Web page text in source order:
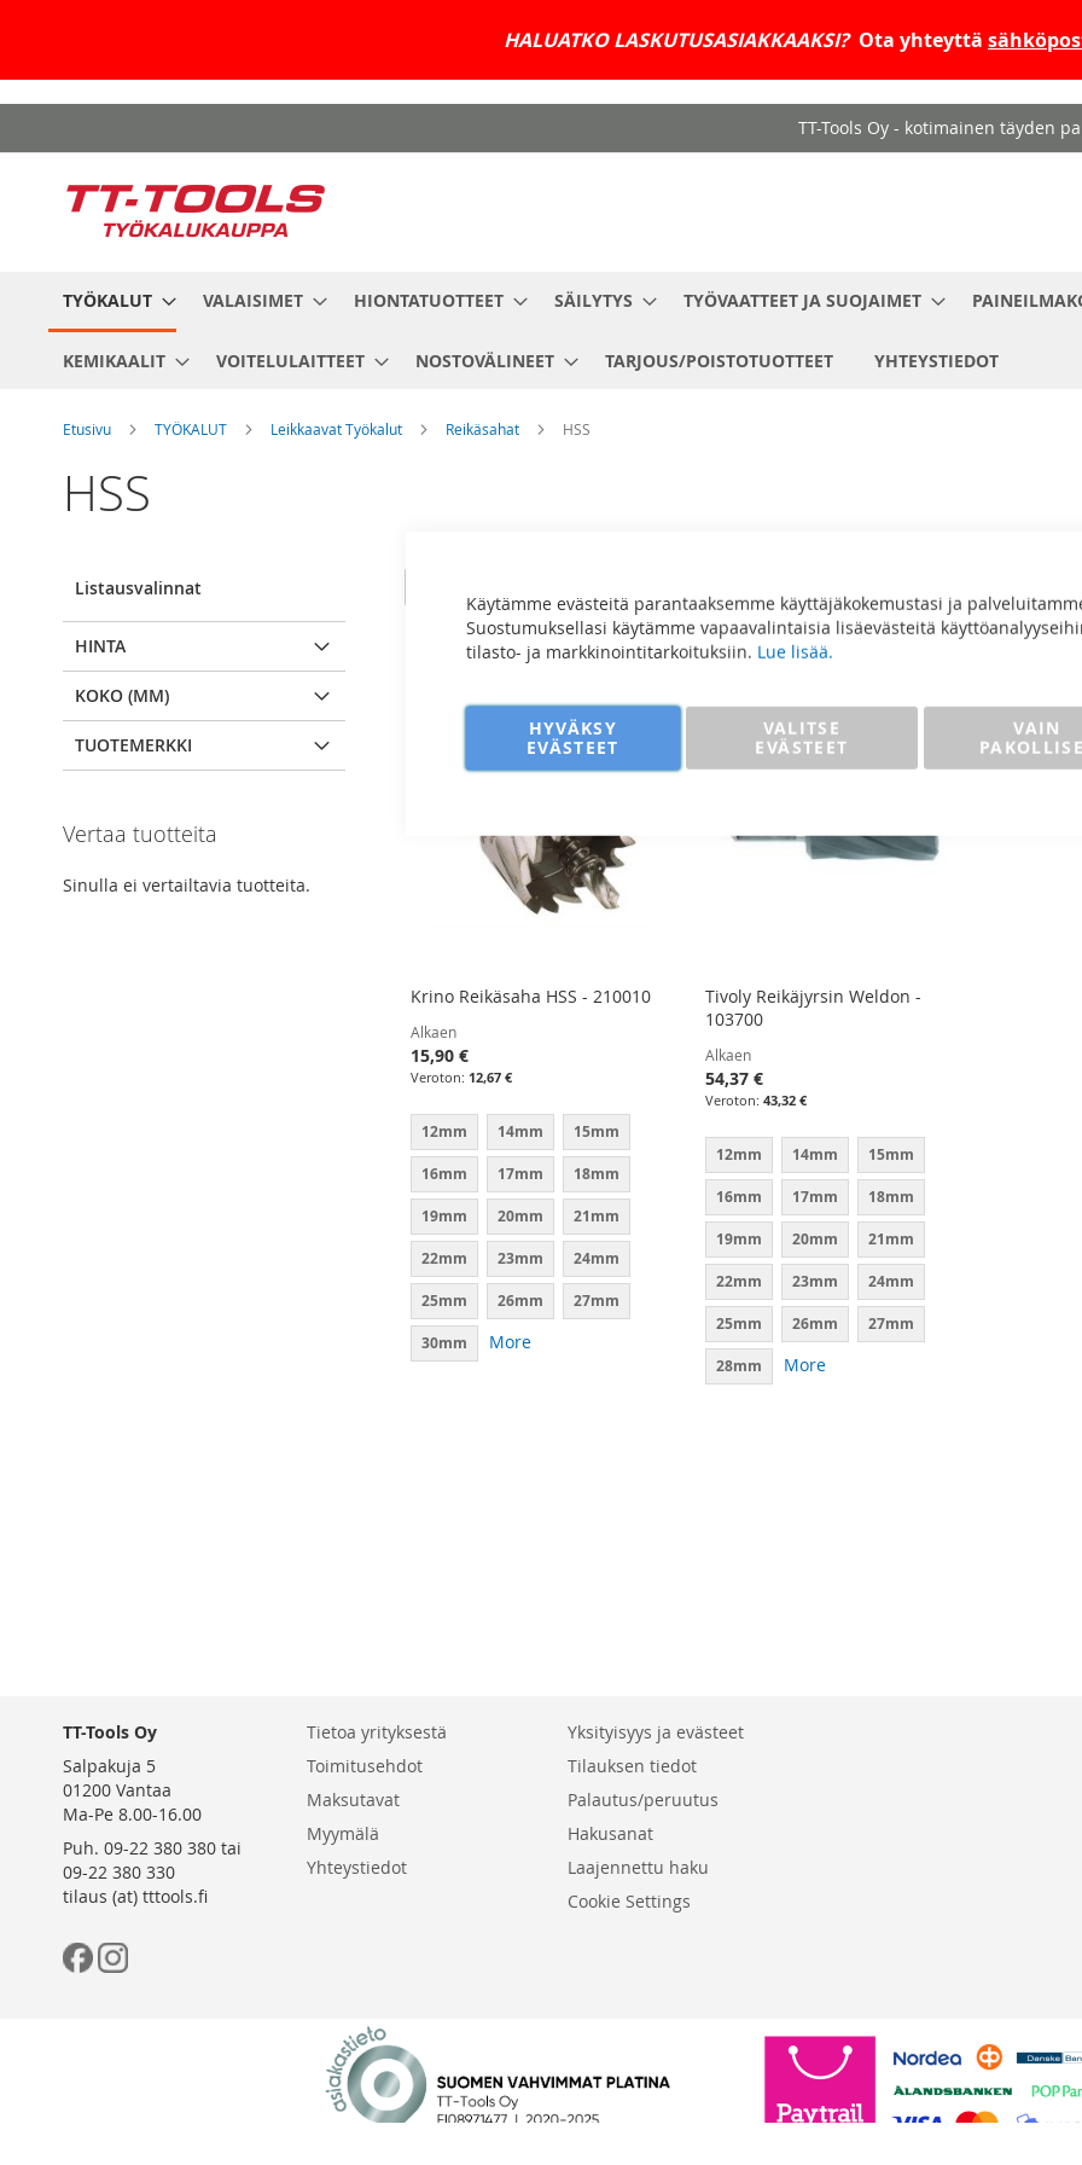
Käytämme evästeitä parantaaksemme käyttäjäkokemustasi ja
Suostumuksellasi käytämme vapaavalintaisia lisäevästeitä
tilasto- ja markkinointitarkoituksiin. Lue lisää.
HYVÄKSY
EVÄSTEET
VALITSE
EVÄSTEET
VAIN
HALUATKO LASKUTUSASIAKKAAKSI?Ota yhteyttä
to
TT-Tools Oy - kotimainen täyden
TYÖKALUT VALAISIMET HIONTATUOTTEET SÄILYTYS TYÖVAATTEET JA SUOJAIMET
KEMIKAALIT VOITELULAITTEET NOSTOVÄLINEET TARJOUS/POISTOTUOTTEET YHTEYSTIEDOT
Etusivu TYÖKALUT Leikkaavat Työkalut Reikäsahat HSS
HSS
Krino Reikäsaha HSS - 210010
Alkaen
15,90 €
12,67 €
12mm 14mm 15mm
16mm 17mm 18mm
19mm 20mm 21mm
22mm 23mm 24mm
25mm 26mm 27mm
30mm More
Tivoly Reikäjyrsin Weldon -
103700
Alkaen
54,37 €
43,32 €
12mm 14mm 15mm
16mm 17mm 18mm
19mm 20mm 21mm
22mm 23mm 24mm
25mm 26mm 27mm
28mm More
Listausvalinnat
HINTA
KOKO (MM)
TUOTEMERKKI
Vertaa tuotteita
Sinulla ei vertailtavia tuotteita.
TT-Tools Oy
Salpakuja 5
01200 Vantaa
Ma-Pe 8.00-16.00
Puh. 09-22 380 380 tai
09-22 380 330
tilaus (at) tttools.fi
Tietoa yrityksestä
Toimitusehdot
Maksutavat
Myymälä
Yhteystiedot
Yksityisyys ja evästeet
Tilauksen tiedot
Palautus/peruutus
Hakusanat
Laajennettu haku
Cookie Settings